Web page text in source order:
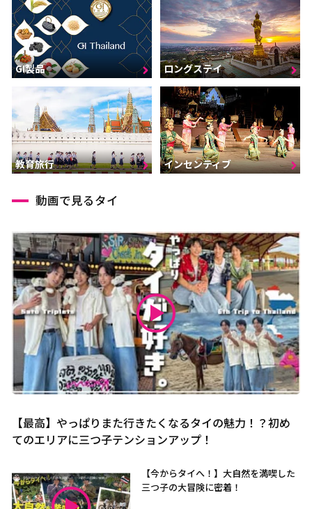
GI製品 ロングステイ
教育旅行 インセンティブ
動画で見るタイ
【最高】やっぱりまた行きたくなるタイの魅力！？初め
てのエリアに三つ子テンションアップ！
【今からタイへ！】大自然を満喫した
三つ子の大冒険に密着！